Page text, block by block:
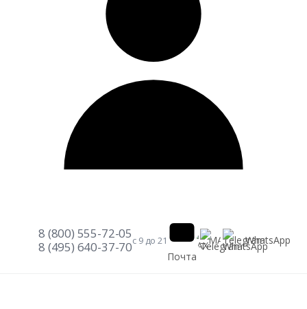
8 (800) 555-72-05
8 (495) 640-37-70с 9 до 21
Почта
MAXTelegramWhatsApp